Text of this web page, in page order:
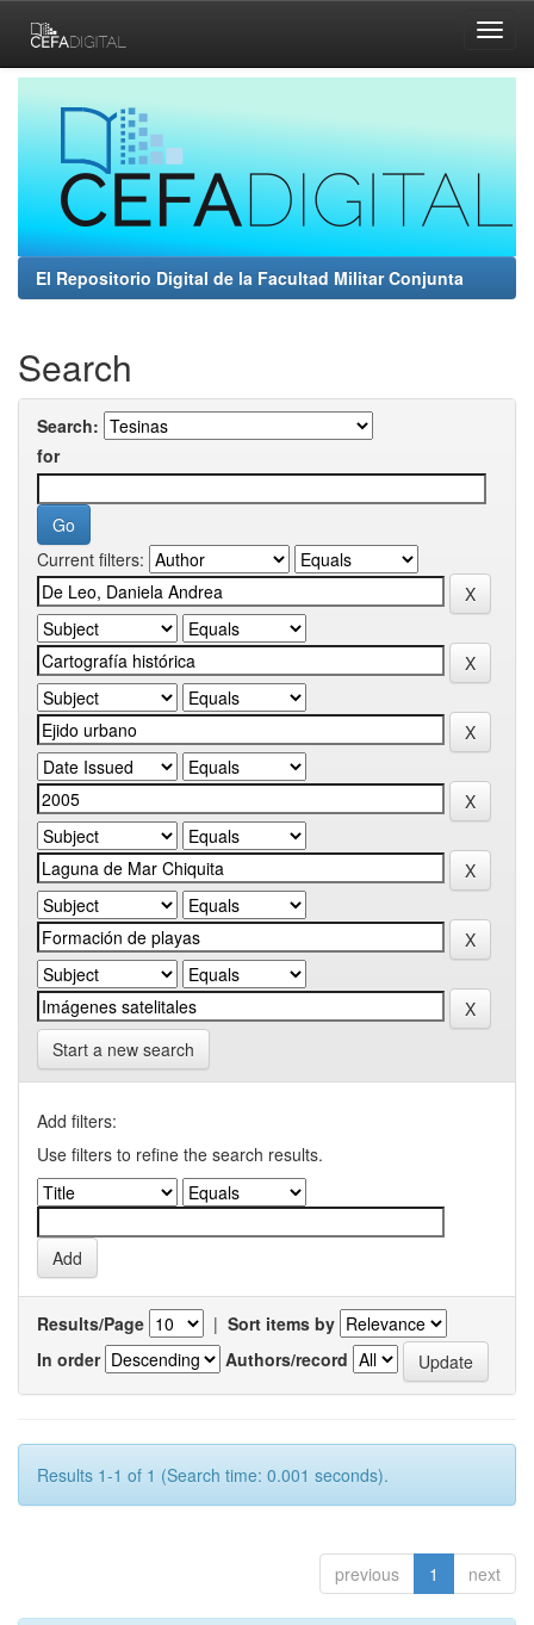
navigation
El Repositorio Digital de la Facultad Militar Conjunta
Search
Search:
for
Current filters:
Start a new search
Add filters:
Use filters to refine the search results.
Results/Page | Sort items by
In order
Authors/record
Results 1-1 of 1 (Search time: 0.001 seconds).
previous 1 next